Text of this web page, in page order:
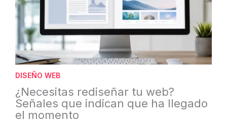
DISEÑO WEB
¿Necesitas rediseñar tu web?
Señales que indican que ha llegado
el momento